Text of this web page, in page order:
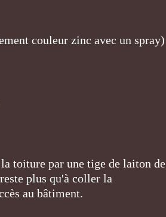
couleur zinc avec un spray)
toiture par une tige de laiton de
plus qu'à coller la
au bâtiment.